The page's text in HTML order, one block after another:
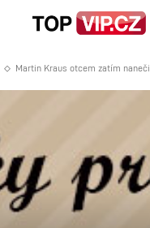
Martin Kraus otcem zatím